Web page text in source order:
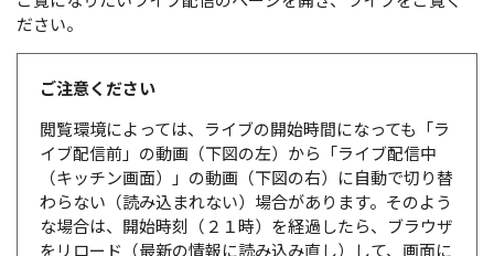
ださい。
ご注意ください
閲覧環境によっては、ライブの開始時間になっても「ラ
イブ配信前」の動画（下図の左）から「ライブ配信中
（キッチン画面）」の動画（下図の右）に自動で切り替
わらない（読み込まれない）場合があります。そのよう
な場合は、開始時刻（２１時）を経過したら、ブラウザ
をリロード（最新の情報に読み込み直し）して、画面に